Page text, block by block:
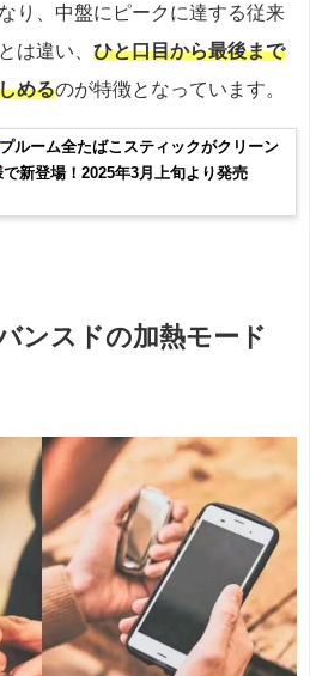
り、中盤にピークに達する従来
は違い、 ひと口目から最後まで
めるのが特徴となっています。
プルーム全たばこスティックがクリーン
新登場！2025年3月上旬より発売
ンスドの加熱モード